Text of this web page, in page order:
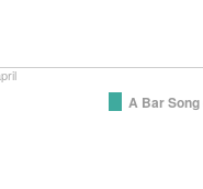
A Bar